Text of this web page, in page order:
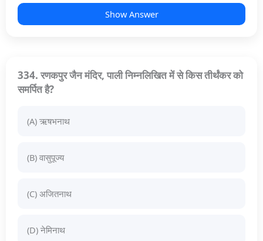
Show Answer
334. रणकपुर जैन मंदिर, पाली निम्नलिखित में से किस तीर्थंकर को
समर्पित है?
(A) ऋषभनाथ
(B) वासुपूज्य
(C) अजितनाथ
(D) नेमिनाथ